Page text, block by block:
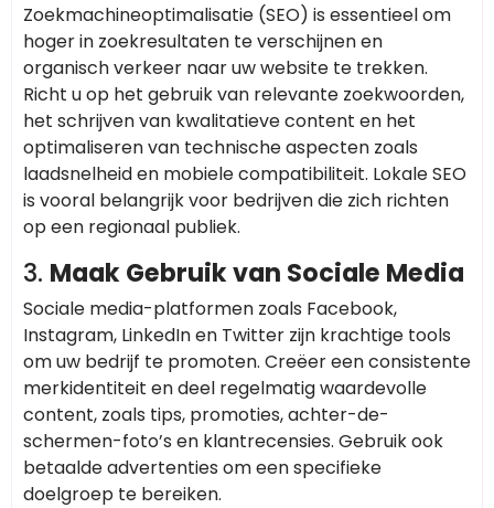
Zoekmachineoptimalisatie (SEO) is essentieel om
hoger in zoekresultaten te verschijnen en
organisch verkeer naar uw website te trekken.
Richt u op het gebruik van relevante zoekwoorden,
het schrijven van kwalitatieve content en het
optimaliseren van technische aspecten zoals
laadsnelheid en mobiele compatibiliteit. Lokale SEO
is vooral belangrijk voor bedrijven die zich richten
op een regionaal publiek.
3. Maak Gebruik van Sociale Media
Sociale media-platformen zoals Facebook,
Instagram, LinkedIn en Twitter zijn krachtige tools
om uw bedrijf te promoten. Creëer een consistente
merkidentiteit en deel regelmatig waardevolle
content, zoals tips, promoties, achter-de-
schermen-foto’s en klantrecensies. Gebruik ook
betaalde advertenties om een specifieke
doelgroep te bereiken.